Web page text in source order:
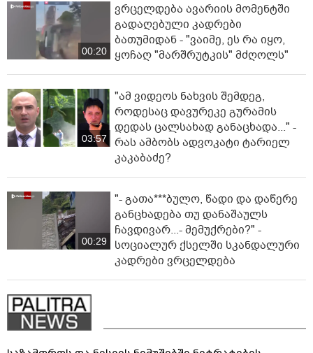
00:20
ვრცელდება ავარიის მომენტში
გადაღებული კადრები
ბათუმიდან - "ვაიმე, ეს რა იყო,
ყოჩაღ "მარშრუტკის" მძღოლს"
03:57
"ამ ვიდეოს ნახვის შემდეგ,
როდესაც დავურეკე გურამის
დედას ცალსახად განაცხადა..." -
რას ამბობს ადვოკატი ტარიელ
კაკაბაძე?
00:29
"- გათა***ბულო, წადი და დაწერე
განცხადება თუ დანაშაულს
ჩავდივარ...- მემუქრები?" -
სოციალურ ქსელში სკანდალური
კადრები ვრცელდება